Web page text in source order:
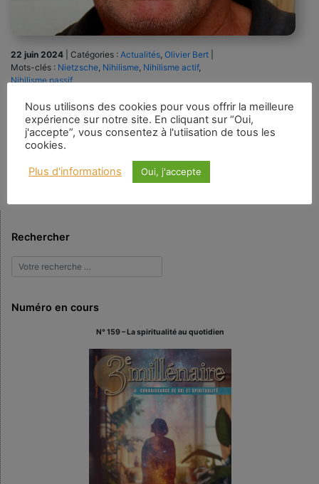
22 juin 2024 Catégories : Actualités Olivier Bert
Mots-clés : Nietzsche Nihilisme Nihilisme actif,
Nihilisme passif
Traduction libre 16 juin 2024 On se souviendra que dans mon billet
précédent, j’ai parlé de l’émergence d’un état connu sous le nom de
« nihilisme » dans la culture et la société modernes, caractérisé par une
prise de conscience que les choses, les relations, les institutions, etc. n’ont
Rechercher
Numéro en cours
N° 159 – La spiritualité au quotidien
Nous utilisons des cookies pour vous offrir la meilleure
expérience sur notre site. En cliquant sur “Oui,
j'accepte”, vous consentez à l'utiisation de tous les
cookies.
Plus d'informations Oui, j'accepte